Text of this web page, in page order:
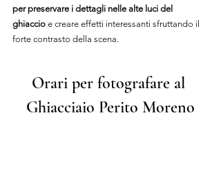
per preservare i dettagli nelle alte luci del
ghiaccio e creare effetti interessanti sfruttando il
forte contrasto della scena.
Orari per fotografare al
Ghiacciaio Perito Moreno